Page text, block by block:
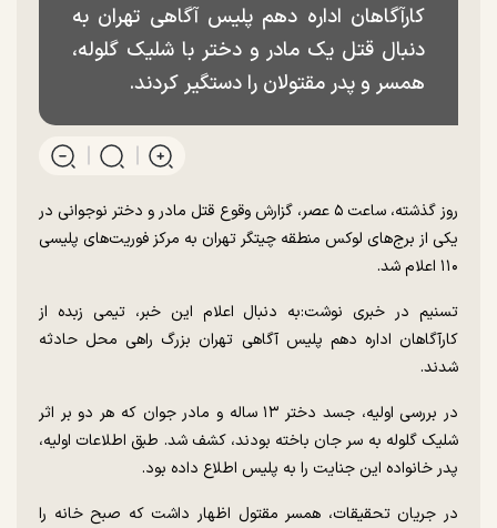
کارآگاهان اداره دهم پلیس آگاهی تهران به
دنبال قتل یک مادر و دختر با شلیک گلوله،
همسر و پدر مقتولان را دستگیر کردند.
روز گذشته، ساعت ۵ عصر، گزارش وقوع قتل مادر و دختر نوجوانی در
یکی از برج‌های لوکس منطقه چیتگر تهران به مرکز فوریت‌های پلیسی
۱۱۰ اعلام شد.
تسنیم در خبری نوشت:به دنبال اعلام این خبر، تیمی زبده از
کارآگاهان اداره دهم پلیس آگاهی تهران بزرگ راهی محل حادثه
شدند.
در بررسی اولیه، جسد دختر ۱۳ ساله و مادر جوان که هر دو بر اثر
شلیک گلوله به سر جان باخته بودند، کشف شد. طبق اطلاعات اولیه،
پدر خانواده این جنایت را به پلیس اطلاع داده بود.
در جریان تحقیقات، همسر مقتول اظهار داشت که صبح خانه را